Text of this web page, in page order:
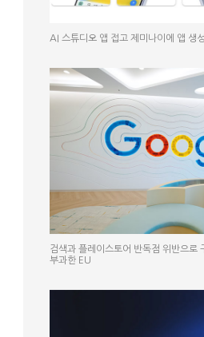
AI 스튜디오 앱 접고 제미나이에 앱 생
검색과 플레이스토어 반독점 위반으로
부과한 EU